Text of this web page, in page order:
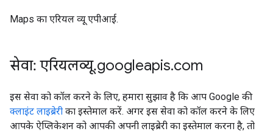
Maps का एरियल व्यू एपीआई.
सेवा: एरियलव्यू.googleapis.com
इस सेवा को कॉल करने के लिए, हमारा सुझाव है कि आप Google की
क्लाइंट लाइब्रेरी का इस्तेमाल करें. अगर इस सेवा को कॉल करने के लिए
आपके ऐप्लिकेशन को आपकी अपनी लाइब्रेरी का इस्तेमाल करना है, तो